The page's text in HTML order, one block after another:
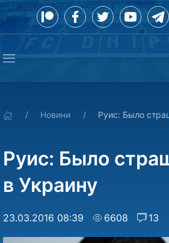
Новини Руис: Было
Руис: Было
в Украину
23.03.2016 08:39 6608 13